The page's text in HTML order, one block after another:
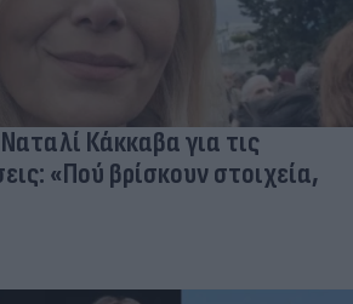
Κάκκαβα για τις
«Πού βρίσκουν στοιχεία,